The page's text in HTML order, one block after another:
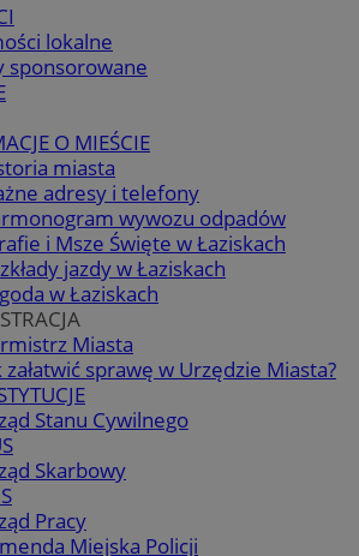
lokalne
sponsorowane
O MIEŚCIE
miasta
adresy i telefony
wywozu odpadów
i Msze Święte w Łaziskach
jazdy w Łaziskach
w Łaziskach
Miasta
załatwić sprawę w Urzędzie Miasta?
Stanu Cywilnego
Skarbowy
Pracy
Miejska Policji